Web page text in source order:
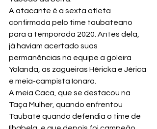
A atacante é a sexta atleta
confirmada pelo time taubateano
para a temporada 2020. Antes dela,
já haviam acertado suas
permanências na equipe a goleira
Yolanda, as zagueiras Héricka e Jérica
e meia-campista Ionara.
A meia Caca, que se destacou na
Taça Mulher, quando enfrentou
Taubaté quando defendia o time de